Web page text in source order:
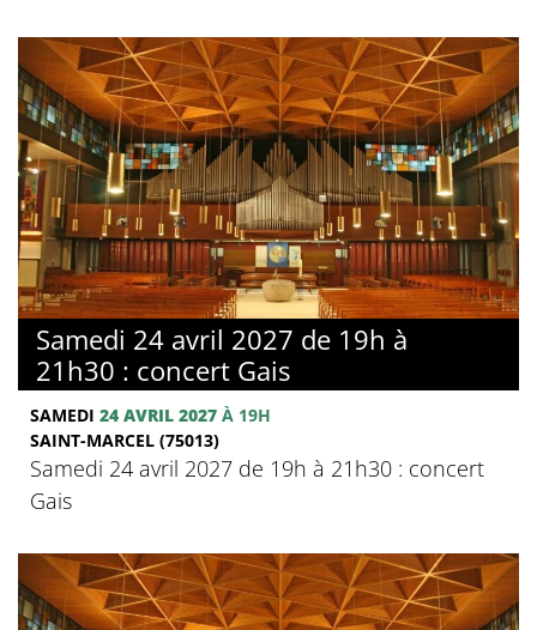
Samedi 24 avril 2027 de 19h à
21h30 : concert Gais
SAMEDI 24 AVRIL 2027 À 19H
SAINT-MARCEL (75013)
Samedi 24 avril 2027 de 19h à 21h30 : concert
Gais